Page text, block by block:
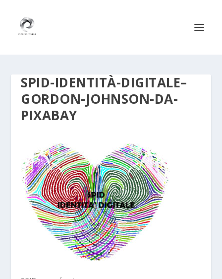
SPID-IDENTITÀ-DIGITALE–
GORDON-JOHNSON-DA-
PIXABAY